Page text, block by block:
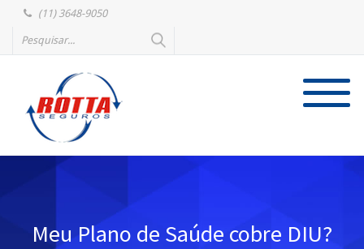
(11) 3648-9050
Meu Plano de Saúde cobre DIU?